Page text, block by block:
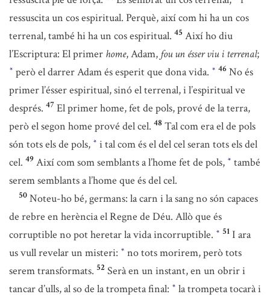
ressuscita un cos espiritual. Perquè, així com hi ha un cos
terrenal, també hi ha un cos espiritual. 45 Així ho diu
l’Escriptura: El primer home, Adam, fou un ésser viu i terrenal;
* però el darrer Adam és esperit que dona vida. * 46 No és
primer l’ésser espiritual, sinó el terrenal, i l’espiritual ve
després. 47 El primer home, fet de pols, prové de la terra,
però el segon home prové del cel. 48 Tal com era el de pols
són tots els de pols, * i tal com és el del cel seran tots els del
cel. 49 Així com som semblants a l’home fet de pols, * també
serem semblants a l’home que és del cel.
50 Noteu-ho bé, germans: la carn i la sang no són capaces
de rebre en herència el Regne de Déu. Allò que és
corruptible no pot heretar la vida incorruptible. * 51 I ara
us vull revelar un misteri: * no tots morirem, però tots
serem transformats. 52 Serà en un instant, en un obrir i
tancar d’ulls, al so de la trompeta final: * la trompeta tocarà i